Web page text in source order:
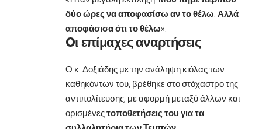
δύο ώρες να αποφασίσω αν το θέλω Αλλά
αποφάσισα ότι το θέλω».
Oι επίμαχες αναρτήσεις
Ο κ. Δοξιάδης με την ανάληψη κιόλας των
καθηκόντων του, βρέθηκε στο στόχαστρο της
αντιπολίτευσης, με αφορμή μεταξύ άλλων και
ορισμένεςτοποθετήσεις του για τα